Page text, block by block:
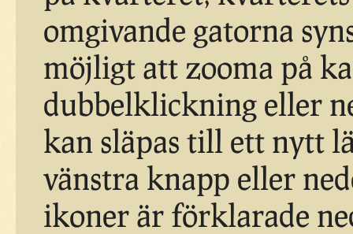
omgivande gatorna
möjligt att zooma på
dubbelklickning eller
kan släpas till ett nytt
vänstra knapp eller
ikoner är förklarade